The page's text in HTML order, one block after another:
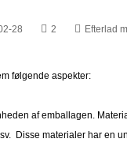
28 2 Efterlad
følgende aspekter:
af ​​emballagen.
Disse materialer har en